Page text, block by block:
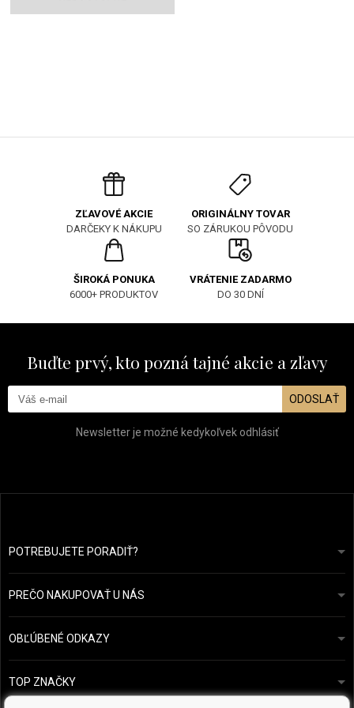
mašľou so slávnostným
ZĽAVOVÉ AKCIE
DARČEKY K NÁKUPU
ORIGINÁLNY TOVAR
SO ZÁRUKOU PÔVODU
ŠIROKÁ PONUKA
6000+ PRODUKTOV
VRÁTENIE ZADARMO
DO 30 DNÍ
Buďte prvý, kto pozná tajné akcie a zľavy
ODOSLAŤ
Newsletter je možné kedykoľvek odhlásiť
POTREBUJETE PORADIŤ?info@prozdravevlasy.cz
Odpovieme do 24 hodín.
PREČO NAKUPOVAŤ U NÁS
Obchodní podmínky
Ochrana osobních údajů
Přehled plateb a dopravy
OBĽÚBENÉ ODKAZY
Náš příběh
Vzorky zdarma
TOP ZNAČKY
Kérastase